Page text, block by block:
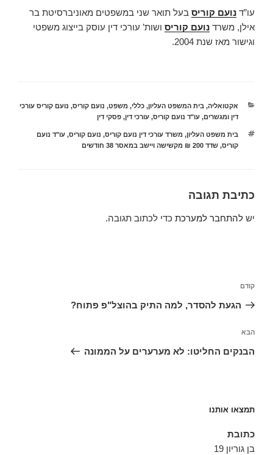
עו”ד נועם קוריס בעל תואר שני במשפטים מאוניברסיטת בר
אילן, משרד נועם קוריס ושות’ עורכי דין עוסק בייצוג משפטי
וגישור מאז שנת 2004.
קטגוריות
אקטואליה,בית המשפט העליון,כללי, משפט, נועם קוריס, נועם קוריס עורכי
דין ומגשרים,עו"ד נועם קוריס,עורכי דין,פסקי דין
תגיות
בית משפט העליון, משרד עורכי דין נועם קוריס, נועם קוריס,עו"ד נועם
קוריס,שדד 200 ₪ מקשישה ויישב במאסר 38 חודשים
כתיבת תגובה
יש להתחבר למערכת כדי לכתוב תגובה.
הפוסט
הקודם
קודם
הגעת להסדר, למה התיק בהוצל"פ פתוח?
הפוסט
הבא
הבא
הבנקים החליטו: לא מערערים על הממונה
תמצאו אותנו
כתובת
בן גוריון 19